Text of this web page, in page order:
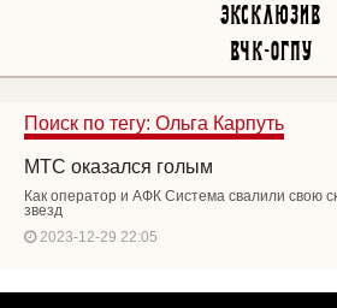
Эксклюзив
ВЧК-ОГПУ
Поиск по тегу: Ольга Карпуть
МТС оказался голым
Как оператор и АФК Система свалили свою
звезд
2023-12-29 22:05